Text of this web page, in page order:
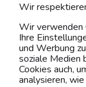
MEIN
BELIEBTE
Wir
Wir verwenden
Ihre
und Werbung
soziale Medien
Cookies auch,
analysieren,